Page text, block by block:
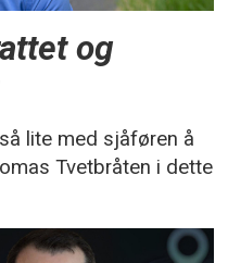
og
lite med sjåføren å
Tvetbråten i dette